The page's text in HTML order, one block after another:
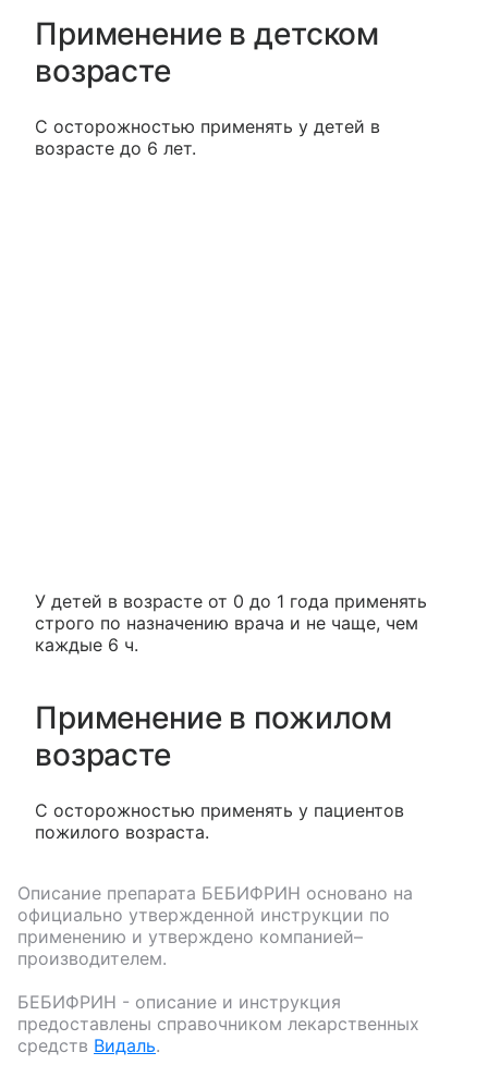
Применение в детском
возрасте
С осторожностью применять у детей в
возрасте до 6 лет.
У детей в возрасте от 0 до 1 года применять
строго по назначению врача и не чаще, чем
каждые 6 ч.
Применение в пожилом
возрасте
С осторожностью применять у пациентов
пожилого возраста.
Описание препарата БЕБИФРИН основано на
официально утвержденной инструкции по
применению и утверждено компанией–
производителем.
БЕБИФРИН - описание и инструкция
предоставлены справочником лекарственных
средств Видаль.